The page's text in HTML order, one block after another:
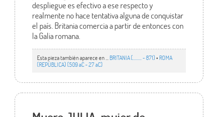
despliegue es efectivo a ese respecto y
realmente no hace tentativa alguna de conquistar
el país. Britania comercia a partir de entonces con
la Galia romana.
Esta pieza también aparece en ... BRITANIA (......... - 871)• ROMA
(REPÚBLICA) (509 aC - 27 aC)